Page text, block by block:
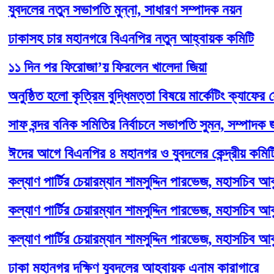
নতুন সভাপতি মুন্না, সাধারণ সম্পাদক নয়ন
চার মহানগরে বিএনপির নতুন আহ্বায়ক কমিটি
পর ফিরোজা’য় ফিরলেন খালেদা জিয়া
হলো কৃত্রিম বুদ্ধিমত্তা বিষয়ে মার্কেটিং ক্যাফের
বনিক সমিতির নির্বাচনে সভাপতি সুমন, সম্পাদক জহির
আগে বিএনপির ৪ মহানগর ও যুবদলের কেন্দ্রীয় কমিটি
পার্টির চেয়ারম্যান শামসুদ্দিন পারভেজ, মহাসচিব আবু
পার্টির চেয়ারম্যান শামসুদ্দিন পারভেজ, মহাসচিব আবু
পার্টির চেয়ারম্যান শামসুদ্দিন পারভেজ, মহাসচিব আবু
মহানগর দক্ষিণ যুবদলের আহবায়ক এনাম কারাগারে